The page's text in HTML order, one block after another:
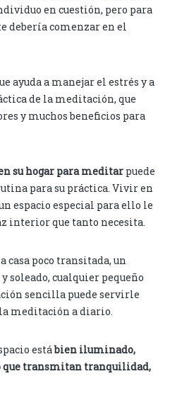
en cuestión, pero para
debería comenzar en el
ayuda a manejar el estrés y a
de la meditación, que
y muchos beneficios para
su hogar para meditar puede
para su práctica. Vivir en
espacio especial para ello le
interior que tanto necesita.
casa poco transitada, un
cualquier pequeño
sencilla puede servirle
meditación a diario.
estábien iluminado,
que transmitan tranquilidad,